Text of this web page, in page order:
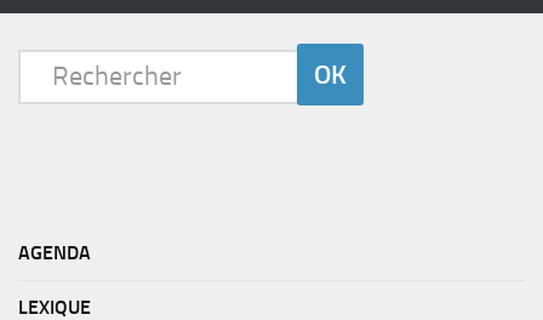
AGENDA
LEXIQUE